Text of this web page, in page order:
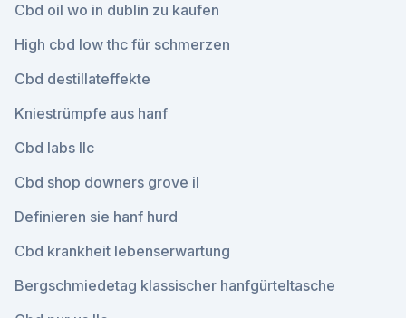
Cbd oil wo in dublin zu kaufen
High cbd low thc für schmerzen
Cbd destillateffekte
Kniestrümpfe aus hanf
Cbd labs llc
Cbd shop downers grove il
Definieren sie hanf hurd
Cbd krankheit lebenserwartung
Bergschmiedetag klassischer hanfgürteltasche